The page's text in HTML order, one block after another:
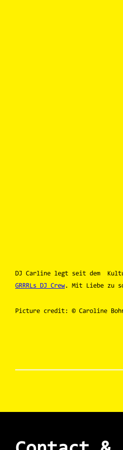
DJ Carline legt seit dem
GRRRLs DJ Crew. Mit Liebe zu
Picture credit: © Caroline